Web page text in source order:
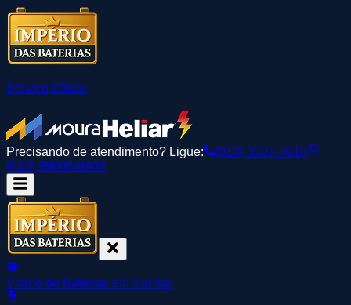
Serviço Oficial
Precisando de atendimento? Ligue:
(013) 3307-3918
(013) 99608-8408
Vitrine de Baterias em Santos